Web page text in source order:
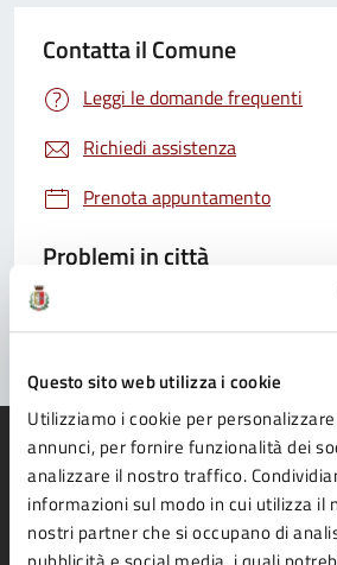
Questo sito web utilizza i cookie
Utilizziamo i cookie per
annunci, per fornire funzionalità dei
analizzare il nostro traffico.
informazioni sul modo in cui utilizza il
nostri partner che si occupano di
Contatta il Comune
Leggi le domande frequenti
Richiedi assistenza
Prenota appuntamento
Problemi in città
Comune di Fidenza